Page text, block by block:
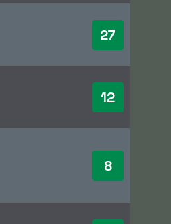
27
12
8